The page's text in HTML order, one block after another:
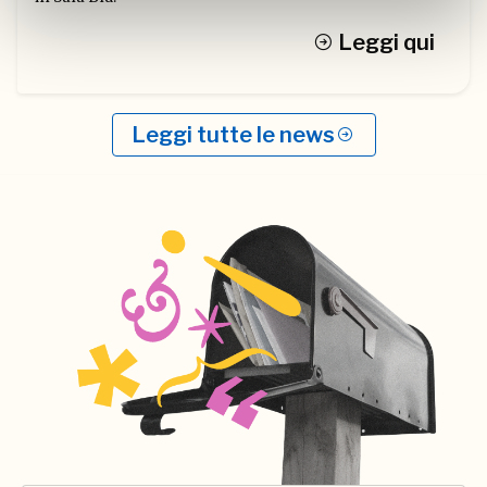
Leggi qui
Leggi tutte le news